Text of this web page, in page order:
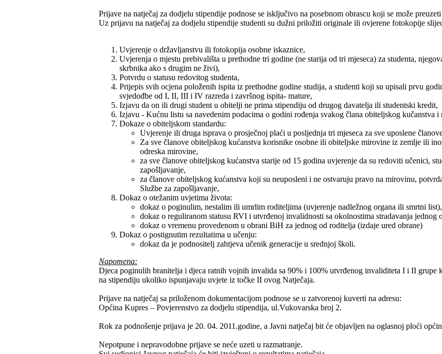
Prijave na natječaj za dodjelu stipendije podnose se isključivo na posebnom obrascu koji se može
Uz prijavu na natječaj za dodjelu stipendije studenti su dužni priložiti originale ili ovjerene fotokopije
Uvjerenje o državljanstvu ili fotokopija osobne iskaznice,
Uvjerenja o mjestu prebivališta u prethodne tri godine (ne starija od tri mjeseca) za studenta,
skrbnika ako s drugim ne živi),
Potvrdu o statusu redovitog studenta,
Prijepis svih ocjena položenih ispita iz prethodne godine studija, a studenti koji su upisali prvu
svjedođbe od I, II, III i IV razreda i završnog ispita- mature,
Izjavu da on ili drugi student u obitelji ne prima stipendiju od drugog davatelja ili studentski kredit,
Izjavu - Kućnu listu sa navedenim podacima o godini rođenja svakog člana obiteljskog kučanstva i
Dokaze o obiteljskom standardu:
Uvjerenje ili druga isprava o prosječnoj plaći u posljednja tri mjeseca za sve uposlene
Za sve članove obiteljskog kućanstva korisnike osobne ili obiteljske mirovine iz zemlje ili
odreska mirovine,
za sve članove obiteljskog kućanstva starije od 15 godina uvjerenje da su redoviti učenici,
zapošljavanje,
za članove obiteljskog kućanstva koji su neuposleni i ne ostvaruju pravo na mirovinu,
Službe za zapošljavanje,
Dokaz o otežanim uvjetima života:
dokaz o poginulim, nestalim ili umrlim roditeljima (uvjerenje nadležnog organa ili smrtni list),
dokaz o reguliranom statusu RVI i utvrđenoj invalidnosti sa okolnostima stradavanja jednog
dokaz o vremenu provedenom u obrani BiH za jednog od roditelja (izdaje ured obrane)
Dokaz o postignutim rezultatima u učenju:
dokaz da je podnositelj zahtjeva učenik generacije u srednjoj školi.
Napomena:
Djeca poginulih branitelja i djeca ratnih vojnih invalida sa 90% i 100% utvrđenog invaliditeta I i II grupe
na stipendiju ukoliko ispunjavaju uvjete iz točke II ovog Natječaja.
Prijave na natječaj sa priloženom dokumentacijom podnose se u zatvorenoj kuverti na adresu:
Općina Kupres – Povjerenstvo za dodjelu stipendija, ul.Vukovarska broj 2.
Rok za podnošenje prijava je 20. 04. 2011.godine, a Javni natječaj bit će objavljen na oglasnoj ploći
Nepotpune i nepravodobne prijave se neće uzeti u razmatranje.